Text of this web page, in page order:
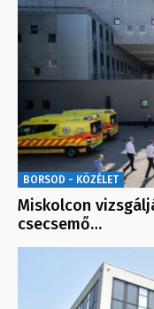
BORSOD - KÖZÉLET
Miskolcon
csecsemő…